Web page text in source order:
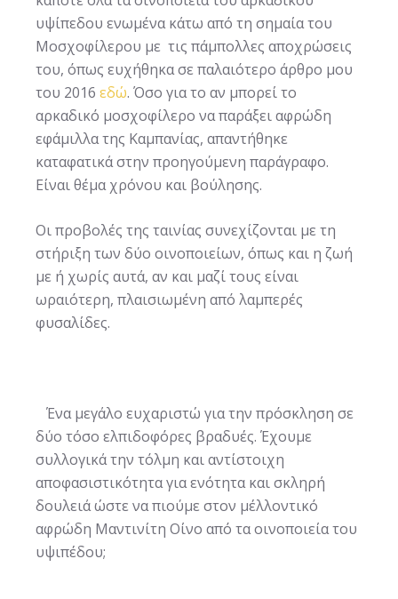
υψίπεδου ενωμένα κάτω από τη σημαία του
Μοσχοφίλερου με τις πάμπολλες αποχρώσεις
του, όπως ευχήθηκα σε παλαιότερο άρθρο μου
του 2016 εδώ. Όσο για το αν μπορεί το
αρκαδικό μοσχοφίλερο να παράξει αφρώδη
εφάμιλλα της Καμπανίας, απαντήθηκε
καταφατικά στην προηγούμενη παράγραφο.
Είναι θέμα χρόνου και βούλησης.
Οι προβολές της ταινίας συνεχίζονται με τη
στήριξη των δύο οινοποιείων, όπως και η ζωή
με ή χωρίς αυτά, αν και μαζί τους είναι
ωραιότερη, πλαισιωμένη από λαμπερές
φυσαλίδες.
Ένα μεγάλο ευχαριστώ για την πρόσκληση σε
δύο τόσο ελπιδοφόρες βραδυές. Έχουμε
συλλογικά την τόλμη και αντίστοιχη
αποφασιστικότητα για ενότητα και σκληρή
δουλειά ώστε να πιούμε στον μέλλοντικό
αφρώδη Μαντινίτη Οίνο από τα οινοποιεία του
υψιπέδου;